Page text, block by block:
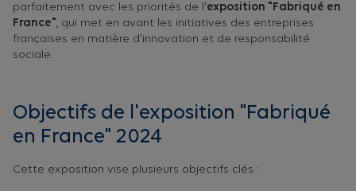
parfaitement avec les priorités de l'exposition "Fabriqué en
France", qui met en avant les initiatives des entreprises
françaises en matière d'innovation et de responsabilité
sociale.
Objectifs de l'exposition "Fabriqué
en France" 2024
Cette exposition vise plusieurs objectifs clés :